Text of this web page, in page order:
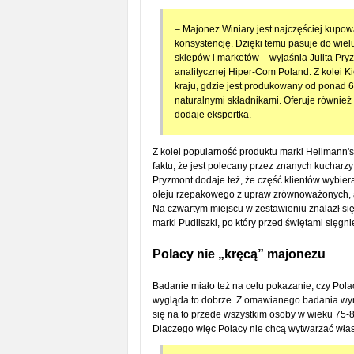
– Majonez Winiary jest najczęściej
konsystencję. Dzięki temu pasuje do
sklepów i marketów – wyjaśnia Julita
analitycznej Hiper-Com Poland. Z kolei
kraju, gdzie jest produkowany od ponad
naturalnymi składnikami. Oferuje
dodaje ekspertka.
Z kolei popularność produktu marki
faktu, że jest polecany przez znanych
Pryzmont dodaje też, że część klientów
oleju rzepakowego z upraw
Na czwartym miejscu w zestawieniu znalazł
marki Pudliszki, po który przed świętami
Polacy nie „kręcą” majonezu
Badanie miało też na celu pokazanie, czy
wygląda to dobrze. Z omawianego badania
się na to przede wszystkim osoby w wieku
Dlaczego więc Polacy nie chcą wytwarzać